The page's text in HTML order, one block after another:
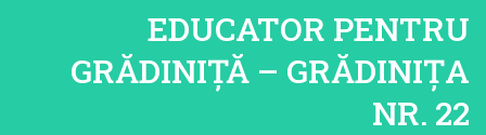
EDUCATOR PENTRU
GRĂDINIȚĂ – GRĂDINIȚA
NR. 22